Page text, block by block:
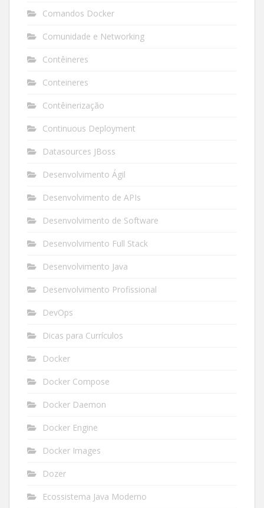
Comandos Docker
Comunidade e Networking
Contêineres
Conteineres
Contêinerização
Continuous Deployment
Datasources JBoss
Desenvolvimento Ágil
Desenvolvimento de APIs
Desenvolvimento de Software
Desenvolvimento Full Stack
Desenvolvimento Java
Desenvolvimento Profissional
DevOps
Dicas para Currículos
Docker
Docker Compose
Docker Daemon
Docker Engine
Docker Images
Dozer
Ecossistema Java Moderno